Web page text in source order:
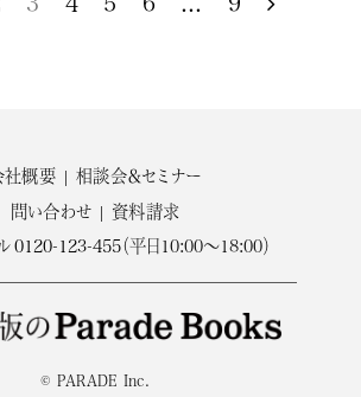
社概要 相談会＆セミナー
問い合わせ
資料請求
0120-123-455（平日10:00～18:00）
© PARADE Inc.